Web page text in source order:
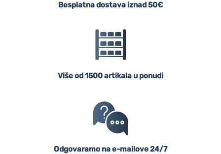
Besplatna dostava iznad 50€
Više od 1500 artikala u ponudi
Odgovaramo na e-mailove 24/7